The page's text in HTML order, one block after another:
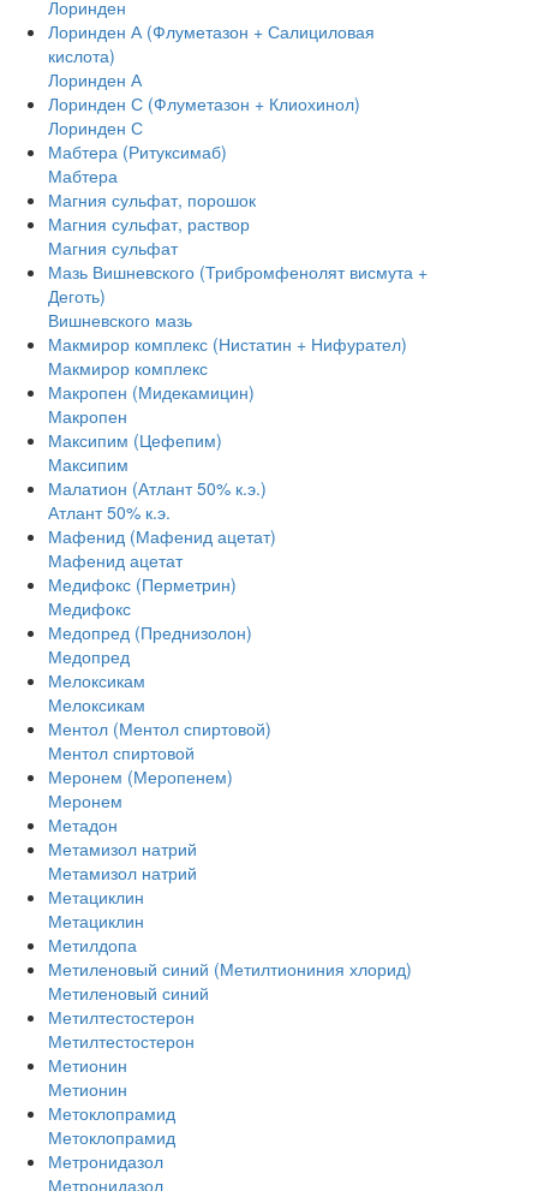
Лоринден
Лоринден А (Флуметазон + Салициловая
кислота)
Лоринден А
Лоринден С (Флуметазон + Клиохинол)
Лоринден С
Мабтера (Ритуксимаб)
Мабтера
Магния сульфат, порошок
Магния сульфат, раствор
Магния сульфат
Мазь Вишневского (Трибромфенолят висмута +
Деготь)
Вишневского мазь
Макмирор комплекс (Нистатин + Нифурател)
Макмирор комплекс
Макропен (Мидекамицин)
Макропен
Максипим (Цефепим)
Максипим
Малатион (Атлант 50% к.э.)
Атлант 50% к.э.
Мафенид (Мафенид ацетат)
Мафенид ацетат
Медифокс (Перметрин)
Медифокс
Медопред (Преднизолон)
Медопред
Мелоксикам
Мелоксикам
Ментол (Ментол спиртовой)
Ментол спиртовой
Меронем (Меропенем)
Меронем
Метадон
Метамизол натрий
Метамизол натрий
Метациклин
Метациклин
Метилдопа
Метиленовый синий (Метилтиониния хлорид)
Метиленовый синий
Метилтестостерон
Метилтестостерон
Метионин
Метионин
Метоклопрамид
Метоклопрамид
Метронидазол
Метронидазол